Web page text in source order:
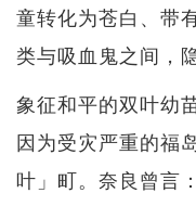
童转化为苍白、带
类与吸血鬼之间，
象征和平的双叶幼
因为受灾严重的福
叶」町。奈良曾言